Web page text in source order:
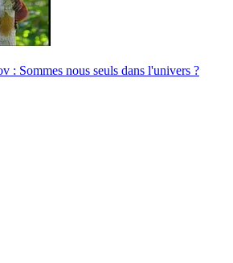
: Sommes nous seuls dans l'univers ?